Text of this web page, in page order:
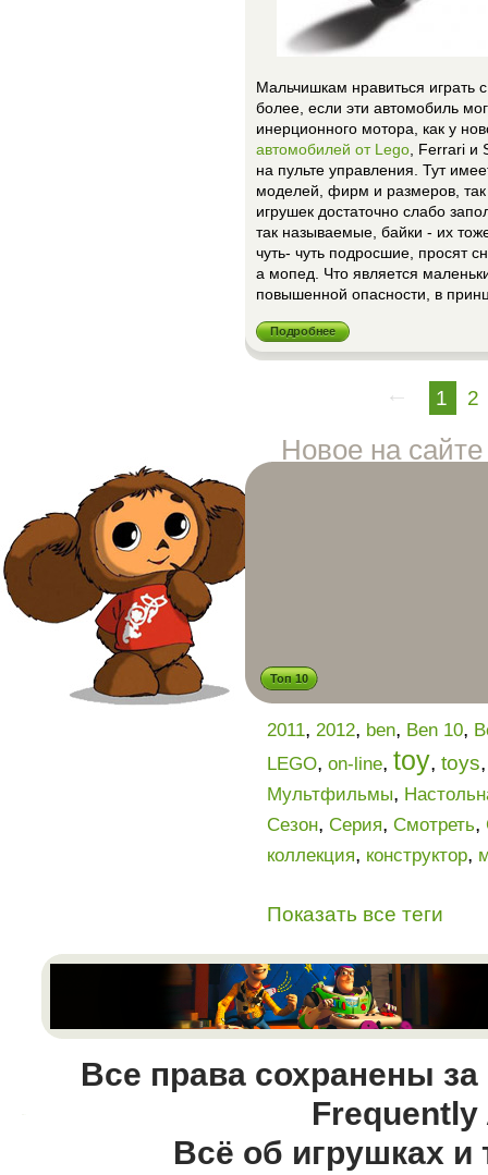
Мальчишкам нравиться
более, если эти автомобиль
инерционного мотора, как у
автомобилей от Lego , Ferrari и
на пульте управления. Тут
моделей, фирм и размеров, так
игрушек достаточно слабо
так называемые, байки - их
чуть- чуть подросшие, просят
а мопед. Что является
повышенной опасности, в
Подробнее
1 2
Новое на сайте
Топ 10
2011, 2012, ben, Ben 10,
LEGO, on-line, toy, toys
Мультфильмы,
Сезон, Серия, Смотреть,
коллекция, конструктор,
Показать все теги
Все права сохранены
Всё об игрушках и